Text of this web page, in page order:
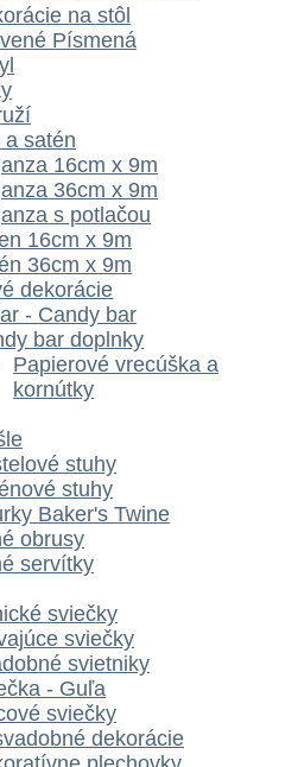
na stôl
Písmená
a satén
16cm x 9m
36cm x 9m
s potlačou
16cm x 9m
36cm x 9m
dekorácie
- Candy bar
bar doplnky
Papierové vrecúška a
kornútky
stuhy
stuhy
Baker's Twine
obrusy
servítky
sviečky
sviečky
svietniky
- Guľa
sviečky
dekorácie